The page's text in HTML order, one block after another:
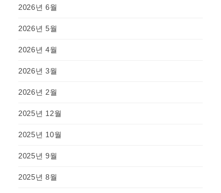
2026년 6월
2026년 5월
2026년 4월
2026년 3월
2026년 2월
2025년 12월
2025년 10월
2025년 9월
2025년 8월